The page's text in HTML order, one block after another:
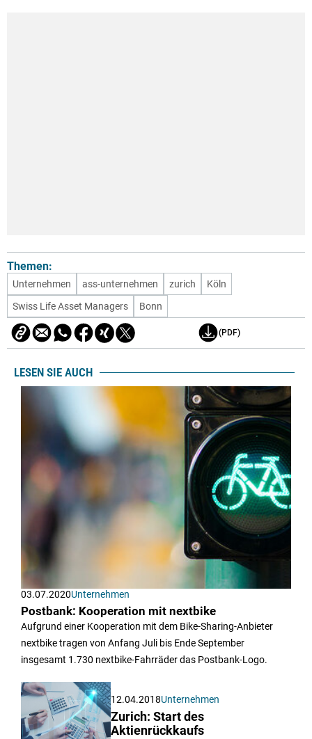
Themen:
Unternehmen ass-unternehmen zurich
Köln
Swiss Life Asset Managers
Bonn
(PDF)
LESEN SIE AUCH
03.07.2020Unternehmen
Postbank: Kooperation mit nextbike
Aufgrund einer Kooperation mit dem Bike-Sharing-Anbieter
nextbike tragen von Anfang Juli bis Ende September
insgesamt 1.730 nextbike-Fahrräder das Postbank-Logo.
12.04.2018Unternehmen
Zurich: Start des
Aktienrückkaufs